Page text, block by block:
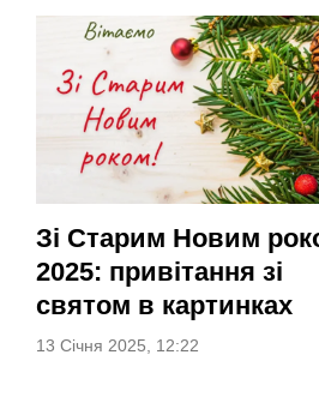
Зі Старим Новим
2025: привітання зі
святом в картинках
13 Січня 2025, 12:22